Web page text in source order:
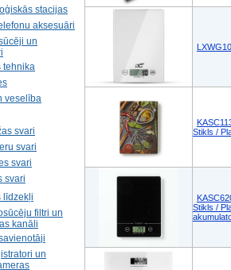
stacijas
aksesuāri
un
tehnika
veselība
svari
svari
svari
svari
līdzekļi
filtri un
kanāli
un
Stikls /
Stikls /